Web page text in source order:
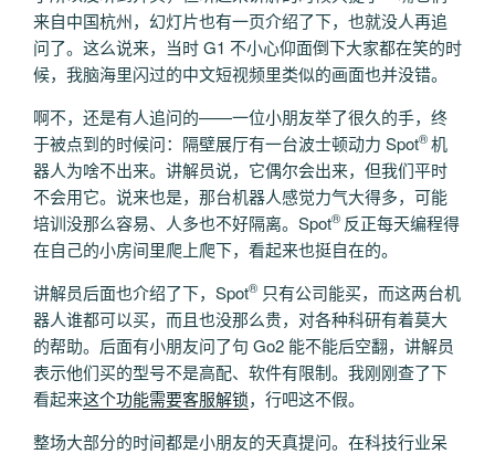
来自中国杭州，幻灯片也有一页介绍了下，也就没人再追
问了。这么说来，当时 G1 不小心仰面倒下大家都在笑的时
候，我脑海里闪过的中文短视频里类似的画面也并没错。
啊不，还是有人追问的——一位小朋友举了很久的手，终
于被点到的时候问：隔壁展厅有一台波士顿动力 Spot®机
器人为啥不出来。讲解员说，它偶尔会出来，但我们平时
不会用它。说来也是，那台机器人感觉力气大得多，可能
培训没那么容易、人多也不好隔离。Spot® 反正每天编程得
在自己的小房间里爬上爬下，看起来也挺自在的。
讲解员后面也介绍了下，Spot® 只有公司能买，而这两台机
器人谁都可以买，而且也没那么贵，对各种科研有着莫大
的帮助。后面有小朋友问了句 Go2 能不能后空翻，讲解员
表示他们买的型号不是高配、软件有限制。我刚刚查了下
看起来这个功能需要客服解锁，行吧这不假。
整场大部分的时间都是小朋友的天真提问。在科技行业呆